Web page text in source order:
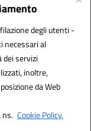
degli utenti -
necessari al
servizi
inoltre,
da Web
ns. Cookie Policy.
SSIS019006
S.r.l.
Italia